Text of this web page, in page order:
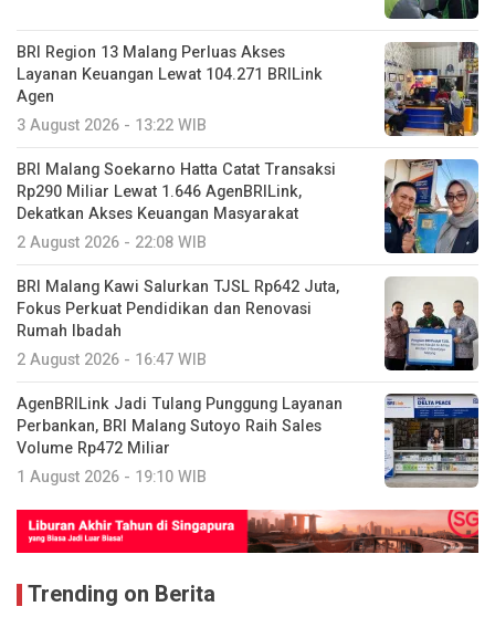
BRI Region 13 Malang Perluas Akses
Layanan Keuangan Lewat 104.271 BRILink
Agen
3 August 2026 - 13:22 WIB
BRI Malang Soekarno Hatta Catat Transaksi
Rp290 Miliar Lewat 1.646 AgenBRILink,
Dekatkan Akses Keuangan Masyarakat
2 August 2026 - 22:08 WIB
BRI Malang Kawi Salurkan TJSL Rp642 Juta,
Fokus Perkuat Pendidikan dan Renovasi
Rumah Ibadah
2 August 2026 - 16:47 WIB
AgenBRILink Jadi Tulang Punggung Layanan
Perbankan, BRI Malang Sutoyo Raih Sales
Volume Rp472 Miliar
1 August 2026 - 19:10 WIB
Trending on Berita